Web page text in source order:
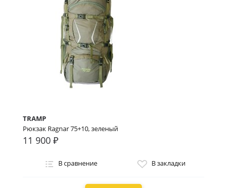
TRAMP
Рюкзак Ragnar 75+10, зеленый
11 900 ₽
В сравнение В закладки